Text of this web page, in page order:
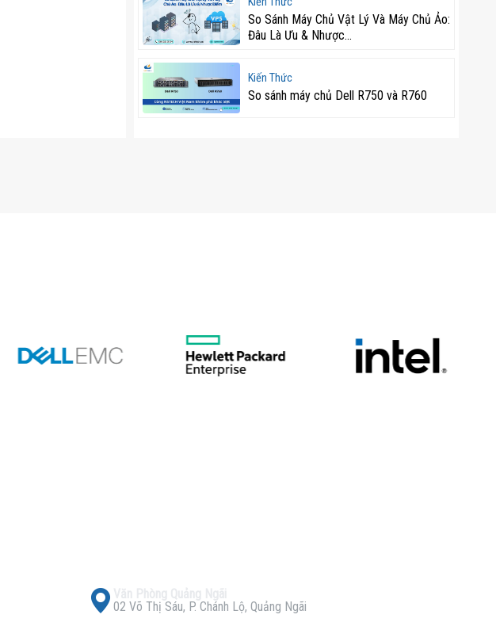
So Sánh Máy Chủ Vật Lý Và Máy Chủ Ảo:
Đâu Là Ưu & Nhược...
Kiến Thức
So sánh máy chủ Dell R750 và R760
02 Võ Thị Sáu, P. Chánh Lộ, Quảng Ngãi